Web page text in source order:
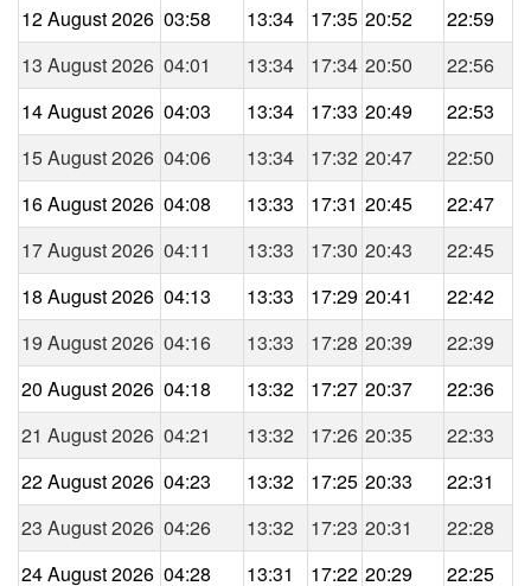
12 August 2026 03:58 13:34 17:35 20:52
22:59
13 August 2026 04:01 13:34 17:34 20:50
22:56
14 August 2026 04:03 13:34 17:33 20:49
22:53
15 August 2026 04:06 13:34 17:32 20:47
22:50
16 August 2026 04:08 13:33 17:31 20:45
22:47
17 August 2026 04:11 13:33 17:30 20:43
22:45
18 August 2026 04:13 13:33 17:29 20:41
22:42
19 August 2026 04:16 13:33 17:28 20:39
22:39
20 August 2026 04:18 13:32 17:27 20:37
22:36
21 August 2026 04:21 13:32 17:26 20:35
22:33
22 August 2026 04:23 13:32 17:25 20:33
22:31
23 August 2026 04:26 13:32 17:23 20:31
22:28
24 August 2026 04:28 13:31 17:22 20:29 22:25